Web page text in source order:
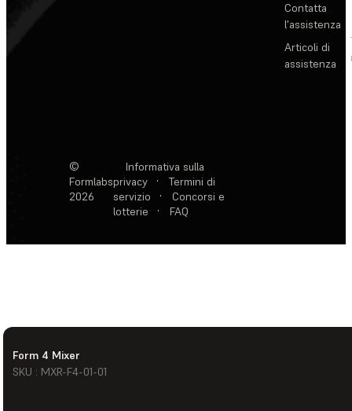
Form 4 Mixer
SKU : MXR-F4-01-01
Contatta
l'assistenza
Articoli di
assistenza
©
Formlabs
2026
Informativa sulla
privacy
·
Termini di
servizio
·
Concorsi e
lotterie
· FAQ